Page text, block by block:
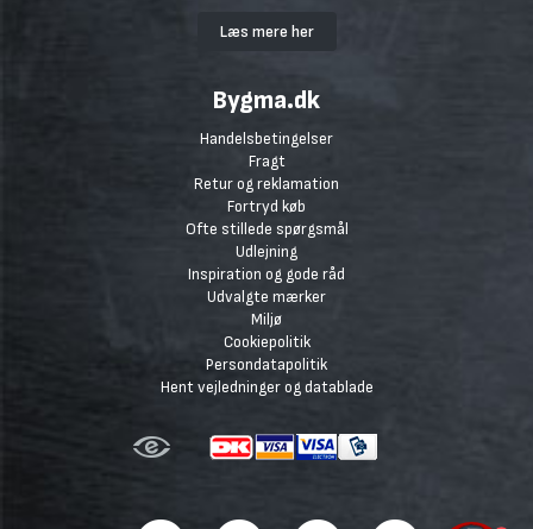
Læs mere her
Bygma.dk
Handelsbetingelser
Fragt
Retur og reklamation
Fortryd køb
Ofte stillede spørgsmål
Udlejning
Inspiration og gode råd
Udvalgte mærker
Miljø
Cookiepolitik
Persondatapolitik
Hent vejledninger og datablade